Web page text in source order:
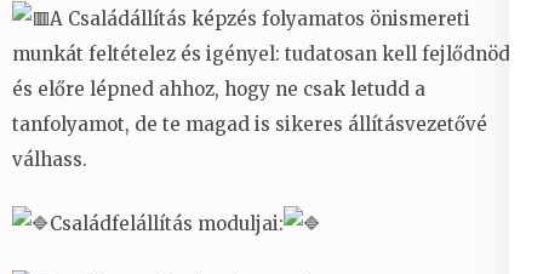
A Családállítás képzés folyamatos önismereti
munkát feltételez és igényel: tudatosan kell fejlődnöd
és előre lépned ahhoz, hogy ne csak letudd a
tanfolyamot, de te magad is sikeres állításvezetővé
válhass.
Családfelállítás moduljai: